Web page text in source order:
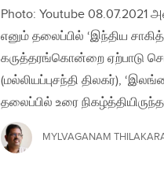
Photo: Youtube 08.07.2021
எனும் தலைப்பில் ‘இந்திய
கருத்தரங்கொன்றை ஏற்பாடு
(மல்லியப்புசந்தி திலகர்),
தலைப்பில் உரை
MYLVAGANAM